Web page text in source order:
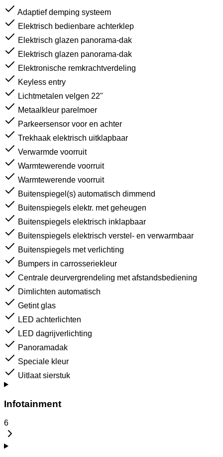
Adaptief demping systeem
Elektrisch bedienbare achterklep
Elektrisch glazen panorama-dak
Elektrisch glazen panorama-dak
Elektronische remkrachtverdeling
Keyless entry
Lichtmetalen velgen 22"
Metaalkleur parelmoer
Parkeersensor voor en achter
Trekhaak elektrisch uitklapbaar
Verwarmde voorruit
Warmtewerende voorruit
Warmtewerende voorruit
Buitenspiegel(s) automatisch dimmend
Buitenspiegels elektr. met geheugen
Buitenspiegels elektrisch inklapbaar
Buitenspiegels elektrisch verstel- en verwarmbaar
Buitenspiegels met verlichting
Bumpers in carrosseriekleur
Centrale deurvergrendeling met afstandsbediening
Dimlichten automatisch
Getint glas
LED achterlichten
LED dagrijverlichting
Panoramadak
Speciale kleur
Uitlaat sierstuk
Infotainment
6